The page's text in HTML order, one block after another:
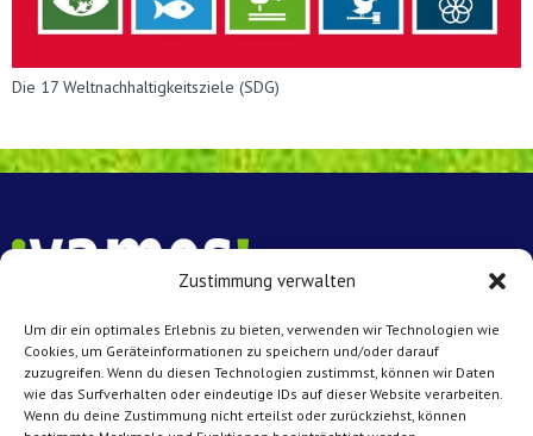
Zustimmung verwalten
Um dir ein optimales Erlebnis zu bieten, verwenden wir Technologien wie
Cookies, um Geräteinformationen zu speichern und/oder darauf
zuzugreifen. Wenn du diesen Technologien zustimmst, können wir Daten
wie das Surfverhalten oder eindeutige IDs auf dieser Website verarbeiten.
Wenn du deine Zustimmung nicht erteilst oder zurückziehst, können
Die 17 Weltnachhaltigkeitsziele (SDG)
Vamos e.V. Münster
Achtermannstr. 10 – 12
48143 Münster